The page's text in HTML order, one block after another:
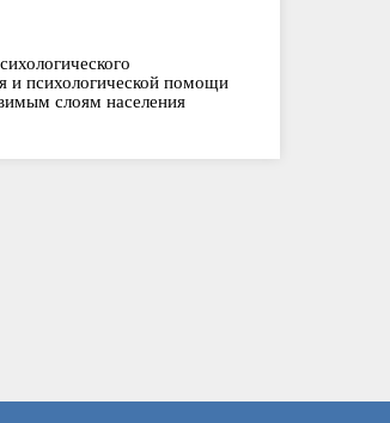
и психологической помощи
слоям населения